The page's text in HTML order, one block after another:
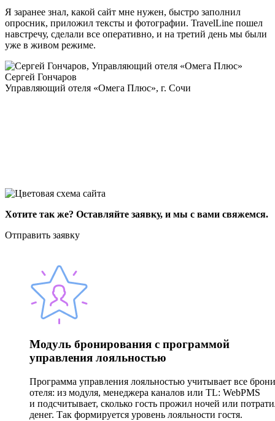
Я заранее знал, какой сайт мне нужен, быстро заполнил
опросник, приложил тексты и фотографии. TravelLine пошел
навстречу, сделали все оперативно, и на третий день мы были
уже в живом режиме.
Сергей Гончаров
Управляющий отеля «Омега Плюс», г. Сочи
Хотите так же? Оставляйте заявку, и мы с вами свяжемся.
Отправить заявку
Модуль бронирования с программой
управления лояльностью
Программа управления лояльностью учитывает все брони
отеля: из модуля, менеджера каналов или TL: WebPMS
и подсчитывает, сколько гость прожил ночей или
денег. Так формируется уровень лояльности гостя.